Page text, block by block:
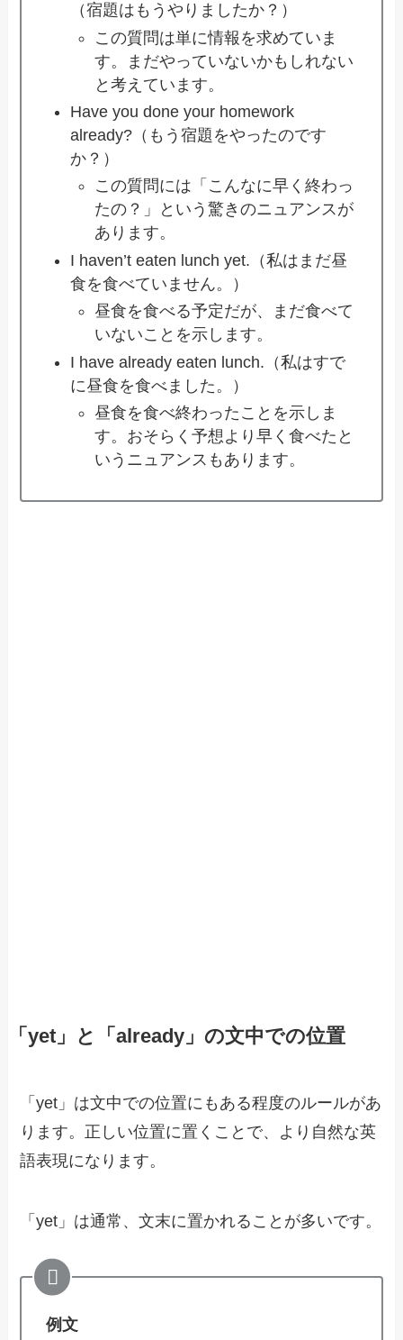
（宿題はもうやりましたか？）
この質問は単に情報を求めていま
す。まだやっていないかもしれない
と考えています。
Have you done your homework
already?（もう宿題をやったのです
か？）
この質問には「こんなに早く終わっ
たの？」という驚きのニュアンスが
あります。
I haven’t eaten lunch yet.（私はまだ昼
食を食べていません。）
昼食を食べる予定だが、まだ食べて
いないことを示します。
I have already eaten lunch.（私はすで
に昼食を食べました。）
昼食を食べ終わったことを示しま
す。おそらく予想より早く食べたと
いうニュアンスもあります。
「yet」と「already」の文中での位置
「yet」は文中での位置にもある程度のルールがあ
ります。正しい位置に置くことで、より自然な英
語表現になります。
「yet」は通常、文末に置かれることが多いです。
例文